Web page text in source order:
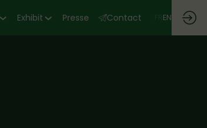
Exhibit Presse Contact EN